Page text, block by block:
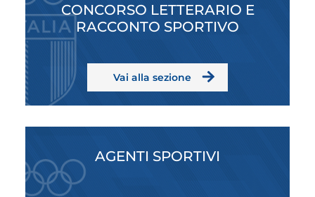
CONCORSO LETTERARIO E
RACCONTO SPORTIVO
Vai alla sezione
AGENTI SPORTIVI